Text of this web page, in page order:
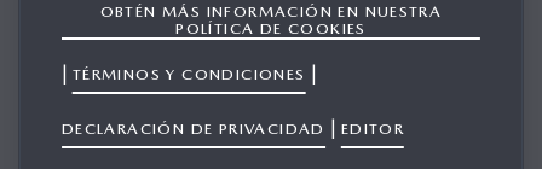
MAZDA XEDOS 9
GALERÍA
OBTÉN MÁS INFORMACIÓN EN NUESTRA
POLÍTICA DE COOKIES
| TÉRMINOS Y CONDICIONES |
DECLARACIÓN DE PRIVACIDAD | EDITOR